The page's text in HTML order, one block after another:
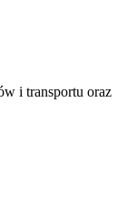
i transportu oraz